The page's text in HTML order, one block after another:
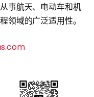
事航天、电动车和机
领域的广泛适用性。